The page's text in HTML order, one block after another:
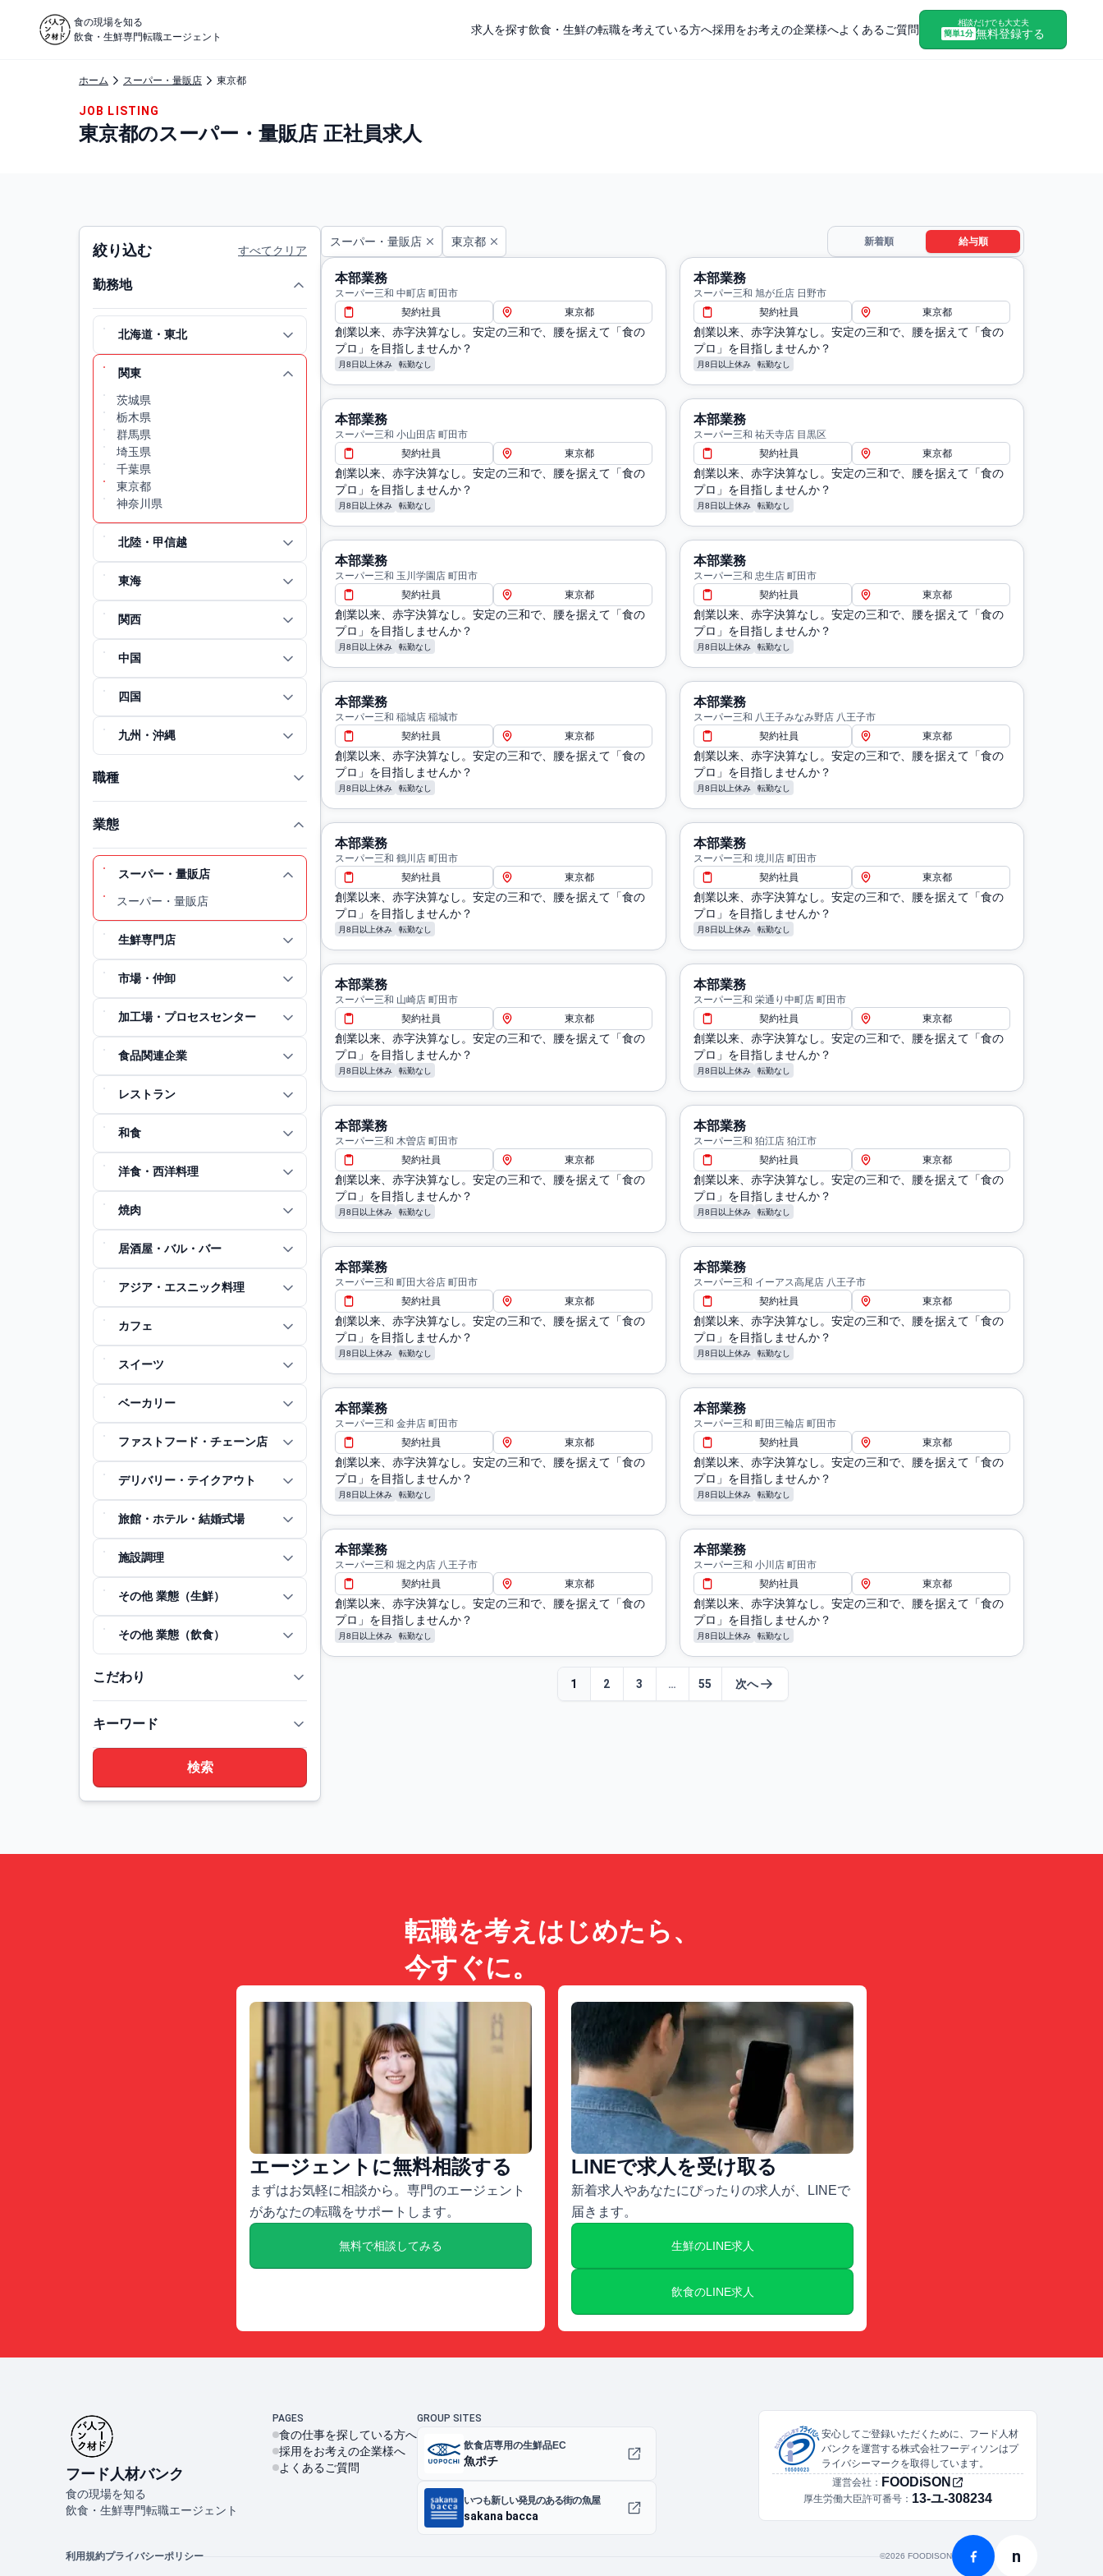
食の現場を知る
飲食・生鮮専門転職エージェント
求人を探す飲食・生鮮の転職を考えている方へ採用をお考えの企業様へよくあるご質問
相談だけでも大丈夫
簡単1分 無料登録する
ホーム スーパー・量販店 東京都
JOB LISTING
東京都のスーパー・量販店 正社員求人
絞り込む すべてクリア
勤務地
北海道・東北
関東
茨城県
栃木県
群馬県
埼玉県
千葉県
東京都
神奈川県
北陸・甲信越
東海
関西
中国
四国
九州・沖縄
職種
業態
スーパー・量販店
スーパー・量販店
生鮮専門店
市場・仲卸
加工場・プロセスセンター
食品関連企業
レストラン
和食
洋食・西洋料理
焼肉
居酒屋・バル・バー
アジア・エスニック料理
カフェ
スイーツ
ベーカリー
ファストフード・チェーン店
デリバリー・テイクアウト
旅館・ホテル・結婚式場
施設調理
その他 業態（生鮮）
その他 業態（飲食）
こだわり
キーワード
スーパー・量販店 東京都 新着順 給与順
本部業務
スーパー三和 中町店 町田市
契約社員
東京都
創業以来、赤字決算なし。安定の三和で、腰を据えて「食の
プロ」を目指しませんか？
月8日以上休み 転勤なし
本部業務
スーパー三和 旭が丘店 日野市
契約社員
東京都
創業以来、赤字決算なし。安定の三和で、腰を据えて「食の
プロ」を目指しませんか？
月8日以上休み 転勤なし
本部業務
スーパー三和 小山田店 町田市
契約社員
東京都
創業以来、赤字決算なし。安定の三和で、腰を据えて「食の
プロ」を目指しませんか？
月8日以上休み 転勤なし
本部業務
スーパー三和 祐天寺店 目黒区
契約社員
東京都
創業以来、赤字決算なし。安定の三和で、腰を据えて「食の
プロ」を目指しませんか？
月8日以上休み 転勤なし
本部業務
スーパー三和 玉川学園店 町田市
契約社員
東京都
創業以来、赤字決算なし。安定の三和で、腰を据えて「食の
プロ」を目指しませんか？
月8日以上休み 転勤なし
本部業務
スーパー三和 忠生店 町田市
契約社員
東京都
創業以来、赤字決算なし。安定の三和で、腰を据えて「食の
プロ」を目指しませんか？
月8日以上休み 転勤なし
本部業務
スーパー三和 稲城店 稲城市
契約社員
東京都
創業以来、赤字決算なし。安定の三和で、腰を据えて「食の
プロ」を目指しませんか？
月8日以上休み 転勤なし
本部業務
スーパー三和 八王子みなみ野店 八王子市
契約社員
東京都
創業以来、赤字決算なし。安定の三和で、腰を据えて「食の
プロ」を目指しませんか？
月8日以上休み 転勤なし
本部業務
スーパー三和 鶴川店 町田市
契約社員
東京都
創業以来、赤字決算なし。安定の三和で、腰を据えて「食の
プロ」を目指しませんか？
月8日以上休み 転勤なし
本部業務
スーパー三和 境川店 町田市
契約社員
東京都
創業以来、赤字決算なし。安定の三和で、腰を据えて「食の
プロ」を目指しませんか？
月8日以上休み 転勤なし
本部業務
スーパー三和 山崎店 町田市
契約社員
東京都
創業以来、赤字決算なし。安定の三和で、腰を据えて「食の
プロ」を目指しませんか？
月8日以上休み 転勤なし
本部業務
スーパー三和 栄通り中町店 町田市
契約社員
東京都
創業以来、赤字決算なし。安定の三和で、腰を据えて「食の
プロ」を目指しませんか？
月8日以上休み 転勤なし
本部業務
スーパー三和 木曽店 町田市
契約社員
東京都
創業以来、赤字決算なし。安定の三和で、腰を据えて「食の
プロ」を目指しませんか？
月8日以上休み 転勤なし
本部業務
スーパー三和 狛江店 狛江市
契約社員
東京都
創業以来、赤字決算なし。安定の三和で、腰を据えて「食の
プロ」を目指しませんか？
月8日以上休み 転勤なし
本部業務
スーパー三和 町田大谷店 町田市
契約社員
東京都
創業以来、赤字決算なし。安定の三和で、腰を据えて「食の
プロ」を目指しませんか？
月8日以上休み 転勤なし
本部業務
スーパー三和 イーアス高尾店 八王子市
契約社員
東京都
創業以来、赤字決算なし。安定の三和で、腰を据えて「食の
プロ」を目指しませんか？
月8日以上休み 転勤なし
本部業務
スーパー三和 金井店 町田市
契約社員
東京都
創業以来、赤字決算なし。安定の三和で、腰を据えて「食の
プロ」を目指しませんか？
月8日以上休み 転勤なし
本部業務
スーパー三和 町田三輪店 町田市
契約社員
東京都
創業以来、赤字決算なし。安定の三和で、腰を据えて「食の
プロ」を目指しませんか？
月8日以上休み 転勤なし
本部業務
スーパー三和 堀之内店 八王子市
契約社員
東京都
創業以来、赤字決算なし。安定の三和で、腰を据えて「食の
プロ」を目指しませんか？
月8日以上休み 転勤なし
本部業務
スーパー三和 小川店 町田市
契約社員
東京都
創業以来、赤字決算なし。安定の三和で、腰を据えて「食の
プロ」を目指しませんか？
月8日以上休み 転勤なし
1 2 3 … 55 次へ
転職を考えはじめたら、
今すぐに。
エージェントに無料相談する
まずはお気軽に相談から。専門のエージェント
があなたの転職をサポートします。
無料で相談してみる
LINEで求人を受け取る
新着求人やあなたにぴったりの求人が、LINEで
届きます。
生鮮のLINE求人
飲食のLINE求人
フード人材バンク
食の現場を知る
飲食・生鮮専門転職エージェント
PAGES
食の仕事を探している方へ
採用をお考えの企業様へ
よくあるご質問
GROUP SITES
飲食店専用の生鮮品EC
魚ポチ
いつも新しい発見のある街の魚屋
sakana bacca
安心してご登録いただくために、フード人材
バンクを運営する株式会社フーディソンはプ
ライバシーマークを取得しています。
運営会社： FOODiSON
厚生労働大臣許可番号： 13-ユ-308234
利用規約プライバシーポリシー ©︎2026 FOODISON n